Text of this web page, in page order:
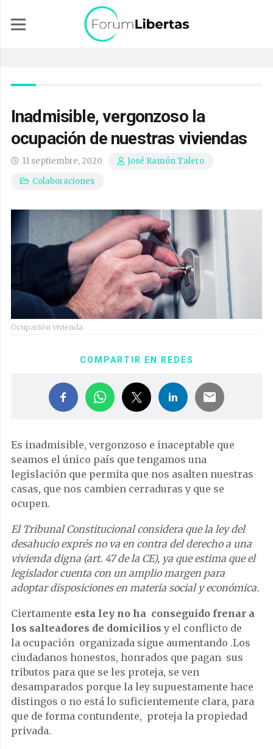
Inadmisible, vergonzoso la
ocupación de nuestras viviendas
11 septiembre, 2020
José Ramón Talero
Colaboraciones
Ocupación vivienda
COMPARTIR EN REDES
Es inadmisible, vergonzoso e inaceptable que
seamos el único país que tengamos una
legislación que permita que nos asalten nuestras
casas, que nos cambien cerraduras y que se
ocupen.
El Tribunal Constitucional considera que la ley del
desahucio exprés no va en contra del derecho a una
vivienda digna (art. 47 de la CE), ya que estima que el
legislador cuenta con un amplio margen para
adoptar disposiciones en materia social y económica.
Ciertamente esta ley no ha conseguido frenar a
los salteadores de domicilios y el conflicto de
la ocupación organizada sigue aumentando .Los
ciudadanos honestos, honrados que pagan sus
tributos para que se les proteja, se ven
desamparados porque la ley supuestamente hace
distingos o no está lo suficientemente clara, para
que de forma contundente, proteja la propiedad
privada.